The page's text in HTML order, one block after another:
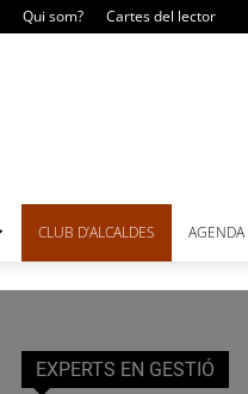
Qui som? Cartes del lector
CLUB D’ALCALDES AGENDA
EXPERTS EN GESTIÓ